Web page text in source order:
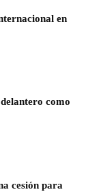
en
como
cesión para